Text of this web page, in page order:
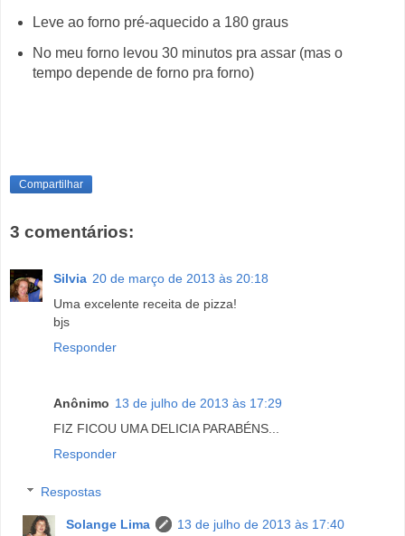
Leve ao forno pré-aquecido a 180 graus
No meu forno levou 30 minutos pra assar (mas o
tempo depende de forno pra forno)
Compartilhar
3 comentários:
Silvia 20 de março de 2013 às 20:18
Uma excelente receita de pizza!
bjs
Responder
Anônimo 13 de julho de 2013 às 17:29
FIZ FICOU UMA DELICIA PARABÉNS...
Responder
Respostas
Solange Lima
13 de julho de 2013 às 17:40